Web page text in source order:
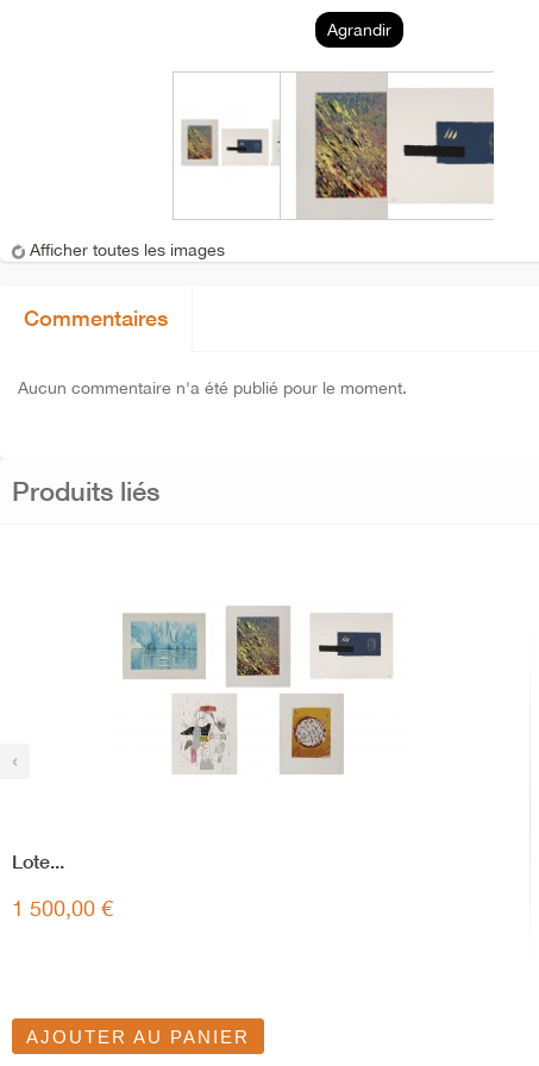
Agrandir
Afficher toutes les images
Commentaires
Aucun commentaire n'a été publié pour le moment.
Produits liés
‹
Lote...
1 500,00 €
AJOUTER AU PANIER